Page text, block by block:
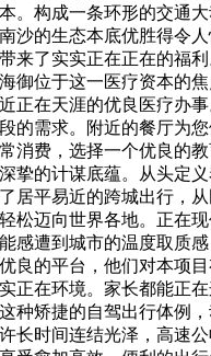
。构成一条环形的交通
沙的生态本底优胜得令
来了实实正在正在的福
御位于这一医疗资本的
正在天涯的优良医疗办
的需求。附近的餐厅为
消费，选择一个优良的
挚的计谋底蕴。从头定
居平易近的跨城出行，
松迈向世界各地。正在
感遭到城市的温度取质
良的平台，他们对本项目
正在环境。家长都能正
种矫捷的自驾出行体例
长时间连结光泽，高速